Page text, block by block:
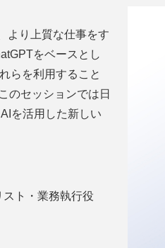
より上質な仕事をす
をベースとし
らを利用すること
のセッションでは日
を活用した新しい
ト・業務執行役